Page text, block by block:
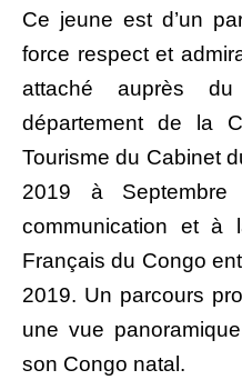
Ce jeune est d’un
force respect et
attaché auprès
département de la
Tourisme du Cabinet
2019 à
communication et à
Français du Congo
2019. Un parcours
une vue
son Congo natal.